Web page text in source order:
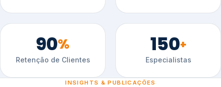
90%
Retenção de Clientes
150+
Especialistas
INSIGHTS & PUBLICAÇÕES